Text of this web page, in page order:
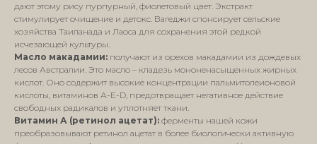
дают этому рису пурпурный, фиолетовый цвет. Экстракт
стимулирует очищение и детокс. Вагеджи спонсирует сельские
хозяйства Таиланада и Лаоса для сохранения этой редкой
исчезающей культуры.
Масло макадамии: получают из орехов макадамии из дождевых
лесов Австралии. Это масло – кладезь мононенасыщенных жирных
кислот. Оно содержит высокие концентрации пальмитолеионовой
кислоты, витаминов А-Е-D, предотвращает негативное действие
свободных радикалов и уплотняет ткани.
Витамин А (ретинол ацетат): ферменты нашей кожи
преобразовывают ретинол ацетат в более биологически активную